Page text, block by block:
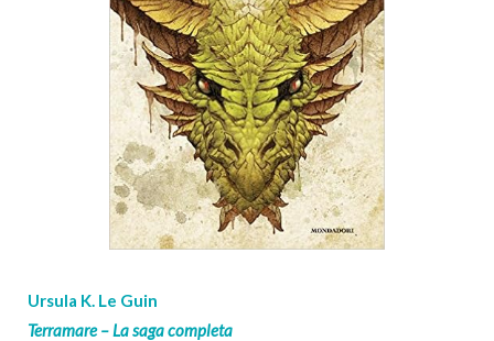
Ursula K. Le Guin
Terramare – La saga completa